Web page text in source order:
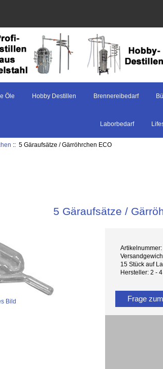
Öle Hobby Destillen Brennereibedarf
Laborbedarf
:: 5 Gäraufsätze / Gärröhrchen ECO
5 Gäraufsätze /
Bild
15 Stück auf
Hersteller: 2 -
Frage